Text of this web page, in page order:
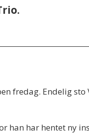
fredag. Endelig
han har hentet ny